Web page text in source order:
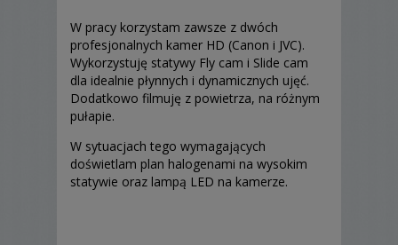
W pracy korzystam zawsze z dwóch
profesjonalnych kamer HD (Canon i JVC).
Wykorzystuję statywy Fly cam i Slide cam
dla idealnie płynnych i dynamicznych ujęć.
Dodatkowo filmuję z powietrza, na różnym
pułapie.
W sytuacjach tego wymagających
doświetlam plan halogenami na wysokim
statywie oraz lampą LED na kamerze.